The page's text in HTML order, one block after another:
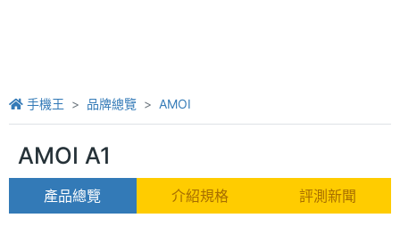
手機王 品牌總覽 AMOI
AMOI A1
產品總覽 介紹規格 評測新聞